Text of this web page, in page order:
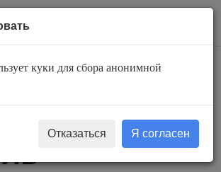
Джерри
куки для сбора анонимной
Отказаться Я согласен